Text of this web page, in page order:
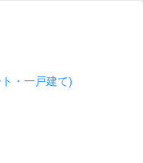
・一戸建て)